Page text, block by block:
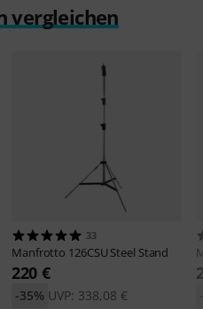
vergleichen
33
Manfrotto 126CSU Steel Stand
220 €
UVP: 338,08 €
-35%